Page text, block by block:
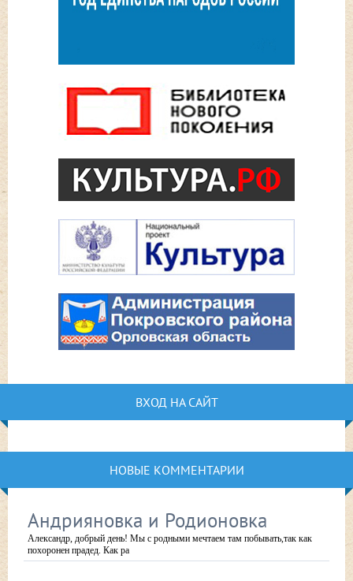
ВХОД НА САЙТ
НОВЫЕ КОММЕНТАРИИ
Андрияновка и Родионовка
Александр, добрый день! Мы с родными мечтаем там побывать,так как
похоронен прадед. Как ра